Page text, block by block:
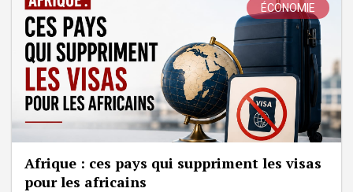
ÉCONOMIE
Afrique : ces pays qui suppriment les visas
pour les africains